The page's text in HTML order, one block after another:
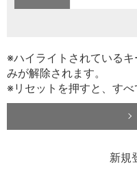
※ハイライトされている
みが解除されます。
※リセットを押すと、すべ
新規